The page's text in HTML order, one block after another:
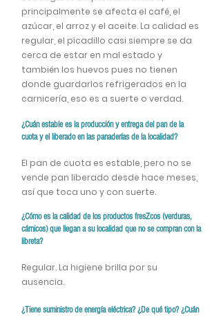
principalmente se afecta el café, el
azúcar, el arroz y el aceite. La calidad es
regular, el picadillo casi siempre se da
cerca de estar en mal estado y
también los huevos pues no tienen
donde guardarlos refrigerados en la
carnicería, eso es a suerte o verdad.
¿Cuán estable es la producción y entrega del pan de la
cuota y el liberado en las panaderías de la localidad?
El pan de cuota es estable, pero no se
vende pan liberado desde hace meses,
así que toca uno y con suerte.
¿Cómo es la calidad de los productos fresZcos (verduras,
cárnicos) que llegan a su localidad que no se compran con la
libreta?
Regular. La higiene brilla por su
ausencia.
¿Tiene suministro de energía eléctrica? ¿De qué tipo? ¿Cuán